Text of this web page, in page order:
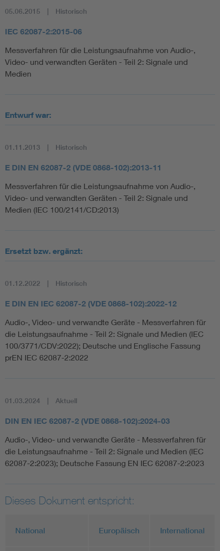
05.06.2015 Historisch
IEC 62087-2:2015-06
Messverfahren für die Leistungsaufnahme von Audio-,
Video- und verwandten Geräten - Teil 2: Signale und
Medien
Entwurf war:
01.11.2013 Historisch
E DIN EN 62087-2 (VDE 0868-102):2013-11
Messverfahren für die Leistungsaufnahme von Audio-,
Video- und verwandten Geräten - Teil 2: Signale und
Medien (IEC 100/2141/CD:2013)
Ersetzt bzw. ergänzt:
01.12.2022 Historisch
E DIN EN IEC 62087-2 (VDE 0868-102):2022-12
Audio-, Video- und verwandte Geräte - Messverfahren für
die Leistungsaufnahme - Teil 2: Signale und Medien (IEC
100/3771/CDV:2022); Deutsche und Englische Fassung
prEN IEC 62087-2:2022
01.03.2024 Aktuell
DIN EN IEC 62087-2 (VDE 0868-102):2024-03
Audio-, Video- und verwandte Geräte - Messverfahren für
die Leistungsaufnahme - Teil 2: Signale und Medien (IEC
62087-2:2023); Deutsche Fassung EN IEC 62087-2:2023
Dieses Dokument entspricht:
National Europäisch International